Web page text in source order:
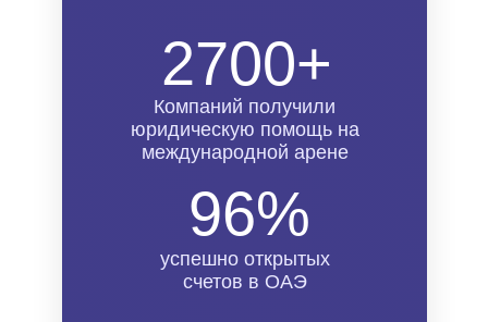
Компаний получили
юридическую помощь на
международной арене
2700+
успешно открытых
счетов в ОАЭ
96%